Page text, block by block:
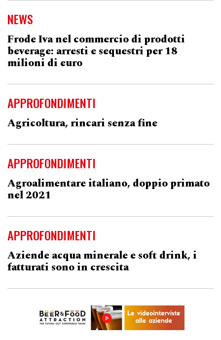
NEWS
Frode Iva nel commercio di prodotti
beverage: arresti e sequestri per 18
milioni di euro
APPROFONDIMENTI
Agricoltura, rincari senza fine
APPROFONDIMENTI
Agroalimentare italiano, doppio primato
nel 2021
APPROFONDIMENTI
Aziende acqua minerale e soft drink, i
fatturati sono in crescita